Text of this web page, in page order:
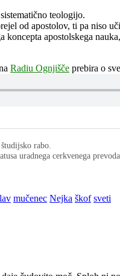
teologijo.
od apostolov, ti pa niso
koncepta apostolskega
Radiu Ognjišče prebira o
rabo.
uradnega cerkvenega prevoda.
mučenec Nejka škof sveti